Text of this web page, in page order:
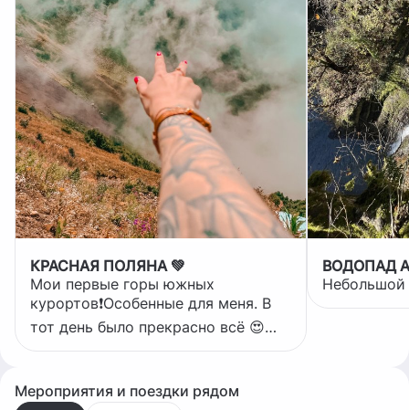
КРАСНАЯ ПОЛЯНА 💚
Мои первые горы южных
курортов❗️Особенные для меня. В
тот день было прекрасно всё 😍
Место, в которое мне с
ВОДОПАД
Мероприятия и поездки рядом